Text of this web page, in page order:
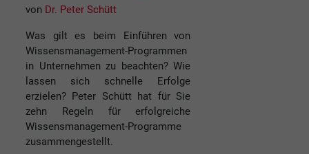
von Dr. Peter Schütt
Was gilt es beim Einführen von
Wissensmanagement-Programmen
in Unternehmen zu beachten? Wie
lassen sich schnelle Erfolge
erzielen? Peter Schütt hat für Sie
zehn Regeln für erfolgreiche
Wissensmanagement-Programme
zusammengestellt.